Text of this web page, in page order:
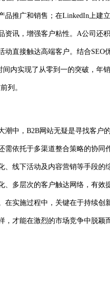
品推广和销售；在LinkedIn上建
资讯，增强客户粘性。A公司还
动直接触达高端客户。结合SEO
内实现了从零到一的突破，年
列。
中，B2B网站无疑是寻找客户
需依托于多渠道整合策略的协同
、线下活动及内容营销等手段的
、多层次的客户触达网络，有效
在实施过程中，关键在于持续创
，才能在激烈的市场竞争中脱颖